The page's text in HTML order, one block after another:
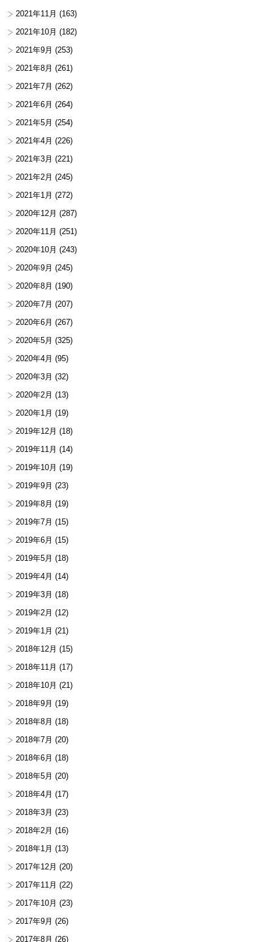
2021年11月 (163)
2021年10月 (182)
2021年9月 (253)
2021年8月 (261)
2021年7月 (262)
2021年6月 (264)
2021年5月 (254)
2021年4月 (226)
2021年3月 (221)
2021年2月 (245)
2021年1月 (272)
2020年12月 (287)
2020年11月 (251)
2020年10月 (243)
2020年9月 (245)
2020年8月 (190)
2020年7月 (207)
2020年6月 (267)
2020年5月 (325)
2020年4月 (95)
2020年3月 (32)
2020年2月 (13)
2020年1月 (19)
2019年12月 (18)
2019年11月 (14)
2019年10月 (19)
2019年9月 (23)
2019年8月 (19)
2019年7月 (15)
2019年6月 (15)
2019年5月 (18)
2019年4月 (14)
2019年3月 (18)
2019年2月 (12)
2019年1月 (21)
2018年12月 (15)
2018年11月 (17)
2018年10月 (21)
2018年9月 (19)
2018年8月 (18)
2018年7月 (20)
2018年6月 (18)
2018年5月 (20)
2018年4月 (17)
2018年3月 (23)
2018年2月 (16)
2018年1月 (13)
2017年12月 (20)
2017年11月 (22)
2017年10月 (23)
2017年9月 (26)
2017年8月 (26)